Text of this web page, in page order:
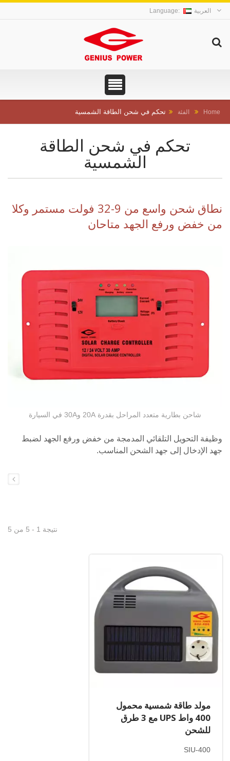
العربية
Home الفئة تحكم في شحن الطاقة الشمسية
تحكم في شحن الطاقة
الشمسية
نطاق شحن واسع من 9-32 فولت مستمر وكلا
من خفض ورفع الجهد متاحان
شاحن بطارية متعدد المراحل بقدرة 20A و30A في السيارة
وظيفة التحويل التلقائي المدمجة من خفض ورفع الجهد لضبط
جهد الإدخال إلى جهد الشحن المناسب.
نتيجة 1 - 5 من 5
مولد طاقة شمسية محمول
400 واط UPS مع 3 طرق
للشحن
SIU-400